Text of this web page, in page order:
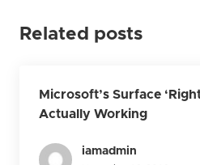
Related posts
Microsoft’s Surface
Actually Working
iamadmin